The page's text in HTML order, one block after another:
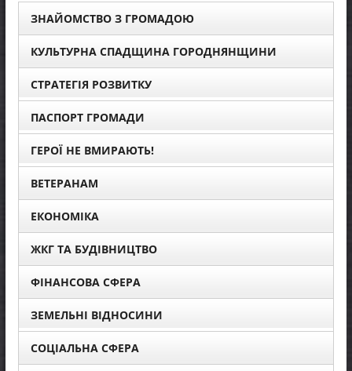
ЗНАЙОМСТВО З ГРОМАДОЮ
КУЛЬТУРНА СПАДЩИНА ГОРОДНЯНЩИНИ
СТРАТЕГІЯ РОЗВИТКУ
ПАСПОРТ ГРОМАДИ
ГЕРОЇ НЕ ВМИРАЮТЬ!
ВЕТЕРАНАМ
ЕКОНОМІКА
ЖКГ ТА БУДІВНИЦТВО
ФІНАНСОВА СФЕРА
ЗЕМЕЛЬНІ ВІДНОСИНИ
СОЦІАЛЬНА СФЕРА